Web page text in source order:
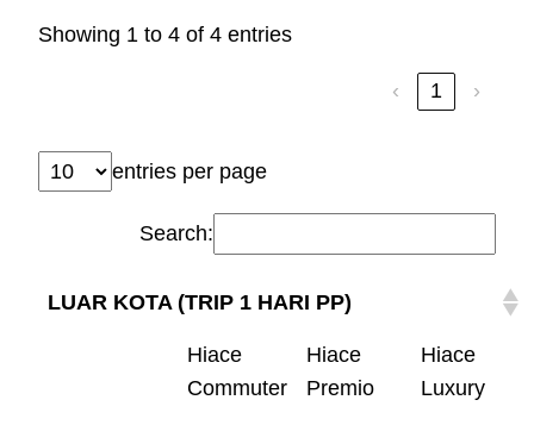
Showing 1 to 4 of 4 entries
‹ 1 ›
entries per page
Search:
LUAR KOTA (TRIP 1 HARI PP)
Hiace
Commuter
Hiace
Premio
Hiace
Luxury